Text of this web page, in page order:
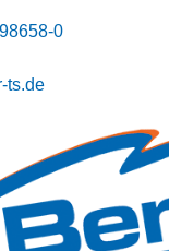
0
ts.de